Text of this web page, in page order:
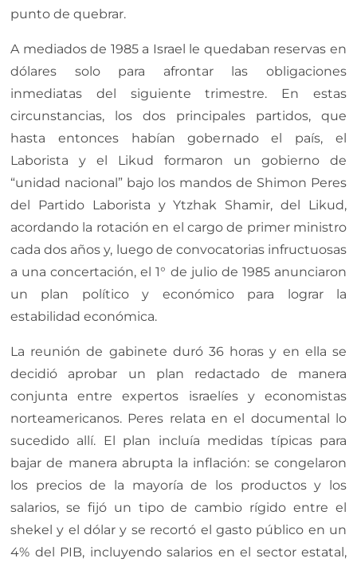
punto de quebrar.
A mediados de 1985 a Israel le quedaban reservas en
dólares solo para afrontar las obligaciones
inmediatas del siguiente trimestre. En estas
circunstancias, los dos principales partidos, que
hasta entonces habían gobernado el país, el
Laborista y el Likud formaron un gobierno de
“unidad nacional” bajo los mandos de Shimon Peres
del Partido Laborista y Ytzhak Shamir, del Likud,
acordando la rotación en el cargo de primer ministro
cada dos años y, luego de convocatorias infructuosas
a una concertación, el 1° de julio de 1985 anunciaron
un plan político y económico para lograr la
estabilidad económica.
La reunión de gabinete duró 36 horas y en ella se
decidió aprobar un plan redactado de manera
conjunta entre expertos israelíes y economistas
norteamericanos. Peres relata en el documental lo
sucedido allí. El plan incluía medidas típicas para
bajar de manera abrupta la inflación: se congelaron
los precios de la mayoría de los productos y los
salarios, se fijó un tipo de cambio rígido entre el
shekel y el dólar y se recortó el gasto público en un
4% del PIB, incluyendo salarios en el sector estatal,